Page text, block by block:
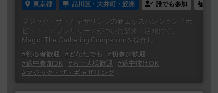
東京都 品川区・大井町・鮫洲 誰でも参加
マジック・ザ・ギャザリングの新エキスパンション『ホ
ビット』のプレリリースがついに襲来！店頭にて、
Magic: The Gathering Companionを操作し...
#初心者歓迎
#どなたでも
#初参加歓迎
#途中参加OK
#お一人様歓迎
#途中抜けOK
#マジック・ザ・ギャザリング